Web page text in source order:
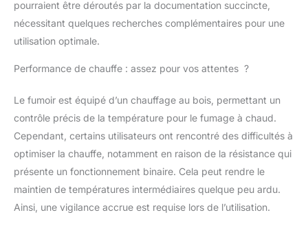
savoir-faire artisanal
assidu. Nous les
partir d'acier
L'acier inoxydable
durée de vie et un
entretien facile. Et
puisque nous
fabriquons nous-
nous vous assurons
un service parfait
pourraient être déroutés par la documentation succincte,
nécessitant quelques recherches complémentaires pour une
utilisation optimale.
Performance de chauffe : assez pour vos attentes ?
Le fumoir est équipé d’un chauffage au bois, permettant un
contrôle précis de la température pour le fumage à chaud.
Cependant, certains utilisateurs ont rencontré des difficultés à
optimiser la chauffe, notamment en raison de la résistance qui
présente un fonctionnement binaire. Cela peut rendre le
maintien de températures intermédiaires quelque peu ardu.
Ainsi, une vigilance accrue est requise lors de l’utilisation.